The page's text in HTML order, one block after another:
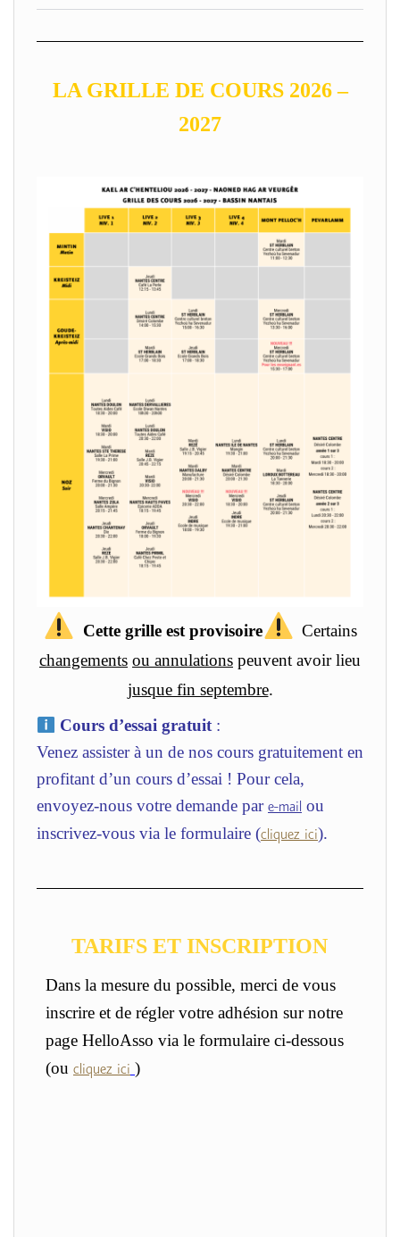
LA GRILLE DE COURS 2026 –
2027
Cette grille est provisoire
Certains
changements ou annulations peuvent avoir lieu
jusque fin septembre.
Cours d’essai gratuit:
Venez assister à un de nos cours gratuitement en
profitant d’un cours d’essai ! Pour cela,
envoyez-nous votre demande par e-mail ou
inscrivez-vous via le formulaire (cliquez ici).
TARIFS ET INSCRIPTION
Dans la mesure du possible, merci de vous
inscrire et de régler votre adhésion sur notre
page HelloAsso via le formulaire ci-dessous
(ou cliquez ici )